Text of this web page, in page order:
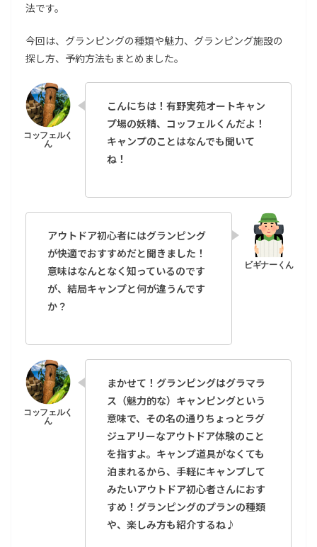
法です。
今回は、グランピングの種類や魅力、グランピング施設の
探し方、予約方法もまとめました。
こんにちは！有野実苑オートキャン
プ場の妖精、コッフェルくんだよ！
キャンプのことはなんでも聞いて
ね！
アウトドア初心者にはグランピング
が快適でおすすめだと聞きました！
意味はなんとなく知っているのです
が、結局キャンプと何が違うんです
か？
まかせて！グランピングはグラマラ
ス（魅力的な）キャンピングという
意味で、その名の通りちょっとラグ
ジュアリーなアウトドア体験のこと
を指すよ。キャンプ道具がなくても
泊まれるから、手軽にキャンプして
みたいアウトドア初心者さんにおす
すめ！グランピングのプランの種類
や、楽しみ方も紹介するね♪